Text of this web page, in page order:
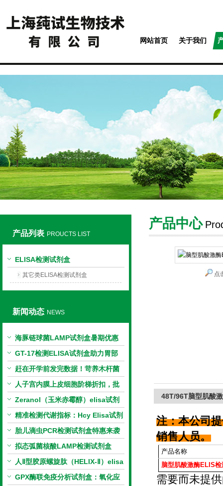
网站首页 关于我们
产品列表 PROUCTS LIST
ELISA检测试剂盒
其它类ELISA检测试剂盒
新闻动态 NEWS
海豚链球菌LAMP试剂盒暑期优惠
GT-17检测ELISA试剂盒助力胃部
相关指标样本定量研究
赶在开学前发完数据！苛养木杆菌
PCR检测试剂盒暑假优惠开启
人子宫内膜上皮细胞阶梯折扣，批
量更划算
Zeranol（玉米赤霉醇）elisa试剂
盒特惠
精准检测代谢指标：Hcy Elisa试剂
盒的科研应用与技术特点
胎儿滴虫PCR检测试剂盒特惠来袭
拟态弧菌核酸LAMP检测试剂盒
（恒温荧光法）新品上市优惠活动
人Ⅱ型胶原螺旋肽（HELIX-Ⅱ）elisa
试剂盒科研优惠活动开启
GPX酶联免疫分析试剂盒：氧化应
产品中心
点
48T/96T脑型肌酸
注：本公司
销售人员。
产品名称
脑型肌酸激酶ELIS检
需要而未提